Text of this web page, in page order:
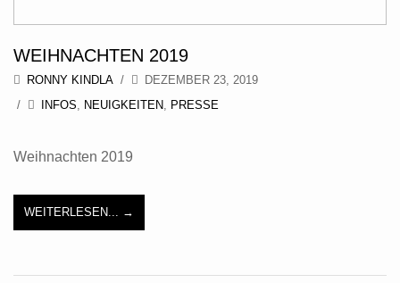
WEIHNACHTEN 2019
RONNY KINDLA
DEZEMBER 23, 2019
INFOS
NEUIGKEITEN PRESSE
Weihnachten 2019
WEITERLESEN...